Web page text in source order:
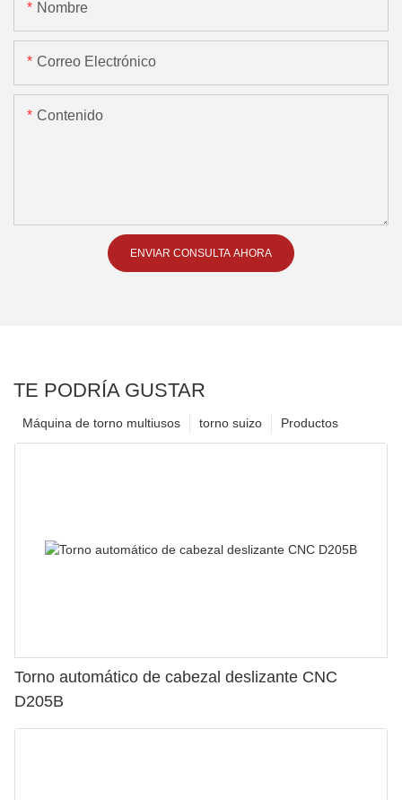
Nombre
Correo Electrónico
Contenido
ENVIAR CONSULTA AHORA
TE PODRÍA GUSTAR
Productos
torno suizo
Máquina de torno multiusos
Torno automático de cabezal deslizante CNC
D205B